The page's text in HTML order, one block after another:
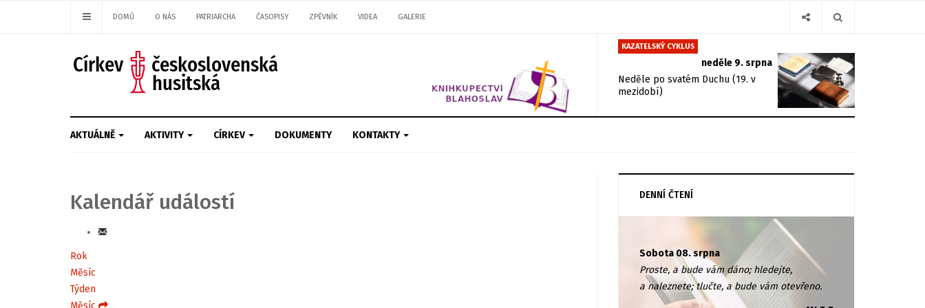
DOMŮ O NÁS PATRIARCHA ČASOPISY ZPĚVNÍK VIDEA GALERIE
KAZATELSKÝ CYKLUS
neděle 9. srpna
Neděle po svatém Duchu (19. v
mezidobí)
AKTUÁLNĚ AKTIVITY CÍRKEV DOKUMENTY KONTAKTY
Kalendář událostí
Rok
Měsíc
Týden
Měsíc
DENNÍ ČTENÍ
Sobota 08. srpna
Proste, a bude vám dáno; hledejte,
a naleznete; tlučte, a bude vám otevřeno.